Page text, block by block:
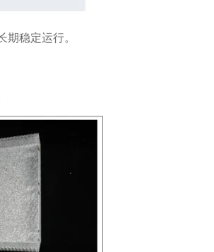
稳定运行。